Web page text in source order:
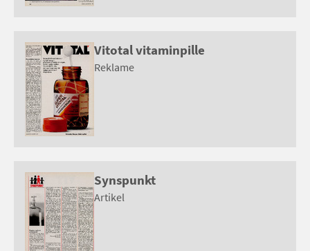
Vitotal vitaminpille
Reklame
Synspunkt
Artikel